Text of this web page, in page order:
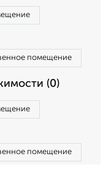
помещение
(0)
помещение